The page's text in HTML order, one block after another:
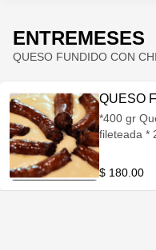
ENTREMESES
QUESO FUNDIDO CON
QUESO
*400 gr
fileteada * 200 gr
$ 180.00